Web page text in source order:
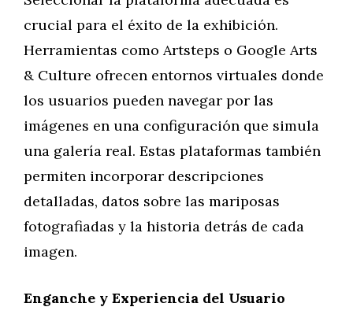
crucial para el éxito de la exhibición.
Herramientas como Artsteps o Google Arts
& Culture ofrecen entornos virtuales donde
los usuarios pueden navegar por las
imágenes en una configuración que simula
una galería real. Estas plataformas también
permiten incorporar descripciones
detalladas, datos sobre las mariposas
fotografiadas y la historia detrás de cada
imagen.
Enganche y Experiencia del Usuario